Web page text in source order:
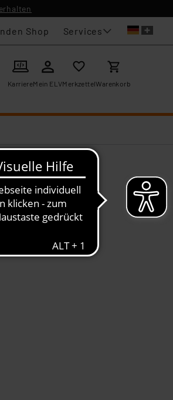
Shop Services
KarriereMein ELVMerkzettelWarenkorb